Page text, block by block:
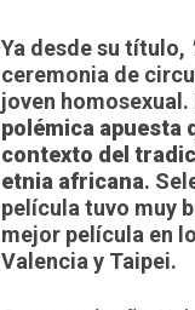
Ya desde su título,
ceremonia de
joven
polémica apuesta
contexto del
etnia africana.
película tuvo muy
mejor película en
Valencia y Taipei.